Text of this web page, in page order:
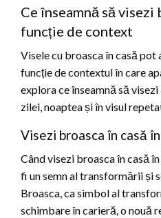
Ce înseamnă să visezi
funcție de context
Visele cu broasca în casă
funcție de contextul în care
explora ce înseamnă să
zilei, noaptea și în visul
Visezi broasca în casă
Când visezi broasca în casă
fi un semn al transformării și
Broasca, ca simbol al
schimbare în carieră, o nouă